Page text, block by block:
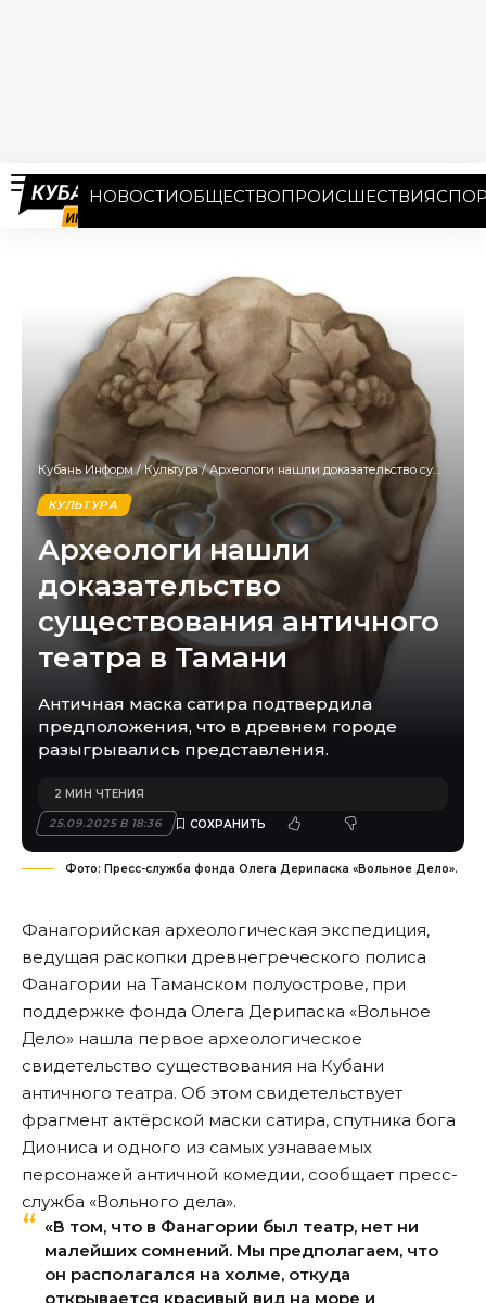
НОВОСТИОБЩЕСТВОПРОИСШЕСТВИЯ
Кубань Информ/Культура/Археологи нашли доказательство существования античного театра в Тамани
КУЛЬТУРА
Археологи нашли
доказательство
существования античного
театра в Тамани
Античная маска сатира подтвердила
предположения, что в древнем городе
разыгрывались представления.
25.09.2025 В 18:36
2 МИН ЧТЕНИЯ
Фото: Пресс-служба фонда Олега Дерипаска «Вольное Дело».
Фанагорийская археологическая экспедиция,
ведущая раскопки древнегреческого полиса
Фанагории на Таманском полуострове, при
поддержке фонда Олега Дерипаска «Вольное
Дело» нашла первое археологическое
свидетельство существования на Кубани
античного театра. Об этом свидетельствует
фрагмент актёрской маски сатира, спутника бога
Диониса и одного из самых узнаваемых
персонажей античной комедии, сообщает пресс-
служба «Вольного дела».
«В том, что в Фанагории был театр, нет ни
малейших сомнений. Мы предполагаем, что
он располагался на холме, откуда
открывается красивый вид на море и